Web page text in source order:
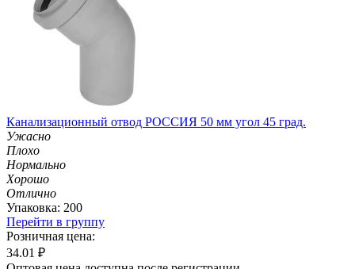
Канализационный отвод РОССИЯ 50 мм угол 45 град.
Ужасно
Плохо
Нормально
Хорошо
Отлично
Упаковка: 200
Перейти в группу
Розничная цена:
34.01 ₽